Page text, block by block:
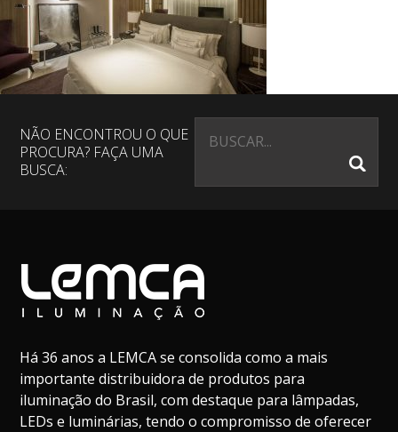
NÃO ENCONTROU O QUE
PROCURA? FAÇA UMA
BUSCA:
Há 36 anos a LEMCA se consolida como a mais
importante distribuidora de produtos para
iluminação do Brasil, com destaque para lâmpadas,
LEDs e luminárias, tendo o compromisso de oferecer